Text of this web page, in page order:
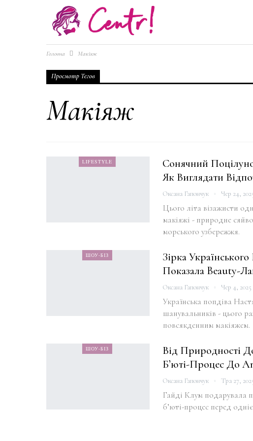
Головна Макіяж
Просмотр Тегов
Макіяж
LIFESTYLE
Сонячний
Як Виглядати
Оксана Гапончук Чер 24,
Цього літа візажисти
макіяжі - природне
морського узбережжя.
ШОУ-БІЗ
Зірка
Показала Beauty-
Оксана Гапончук Чер 4, 2025
Українська попдіва
шанувальників - цього
повсякденним макіяжем.
ШОУ-БІЗ
Від Природності
Б’юті-Процес До
Оксана Гапончук Тра 27,
Гайді Клум подарувала
б’юті-процес перед